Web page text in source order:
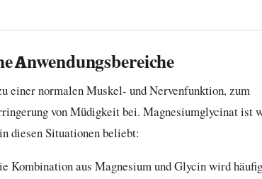
Anwendungsbereiche
einer normalen Muskel- und Nervenfunktion, zum
von Müdigkeit bei. Magnesiumglycinat ist
diesen Situationen beliebt:
Kombination aus Magnesium und Glycin wird